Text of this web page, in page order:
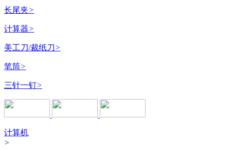
长尾夹>
计算器>
美工刀/裁纸刀>
笔筒>
三针一钉>
计算机
>